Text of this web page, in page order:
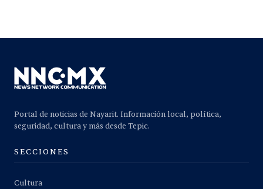
Portal de noticias de Nayarit. Información local, política,
seguridad, cultura y más desde Tepic.
SECCIONES
Cultura